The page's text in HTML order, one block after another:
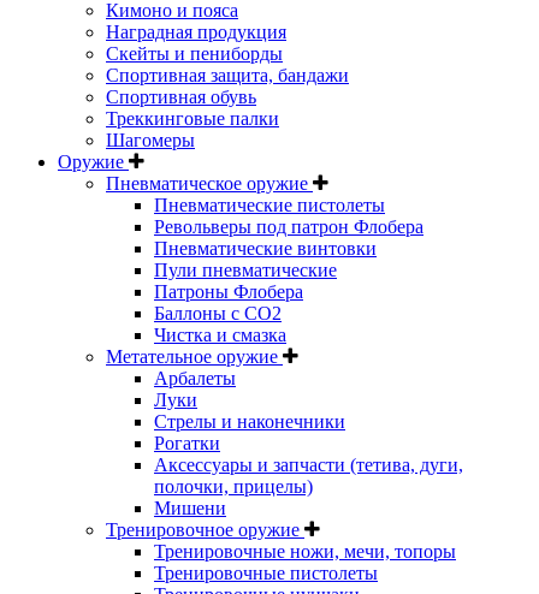
Кимоно и пояса
Наградная продукция
Скейты и пениборды
Спортивная защита, бандажи
Спортивная обувь
Треккинговые палки
Шагомеры
Оружие
Пневматическое оружие
Пневматические пистолеты
Револьверы под патрон Флобера
Пневматические винтовки
Пули пневматические
Патроны Флобера
Баллоны с CO2
Чистка и смазка
Метательное оружие
Арбалеты
Луки
Стрелы и наконечники
Рогатки
Аксессуары и запчасти (тетива, дуги,
полочки, прицелы)
Мишени
Тренировочное оружие
Тренировочные ножи, мечи, топоры
Тренировочные пистолеты